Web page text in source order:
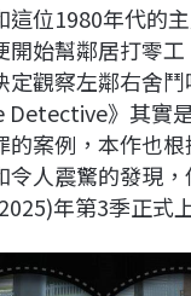
這位1980年代的
開始幫鄰居打零
定觀察左鄰右舍
Detective》其實
的案例，本作也
令人震驚的發現
年第3季正式